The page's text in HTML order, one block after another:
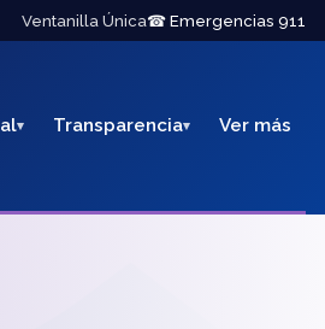
Ventanilla Única☎ Emergencias 911
Transparencia Ver más